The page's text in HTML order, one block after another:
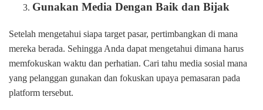
Gunakan Media Dengan Baik dan Bijak
Setelah mengetahui siapa target pasar, pertimbangkan di mana
mereka berada. Sehingga Anda dapat mengetahui dimana harus
memfokuskan waktu dan perhatian. Cari tahu media sosial mana
yang pelanggan gunakan dan fokuskan upaya pemasaran pada
platform tersebut.